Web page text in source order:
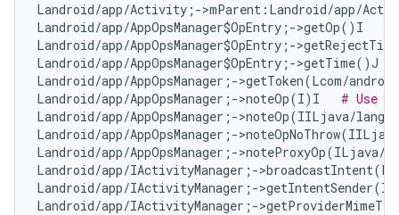
Landroid/app/Activity;->mParent:Landroid/app/
Landroid/app/AppOpsManager$OpEntry;->getOp()I
Landroid/app/AppOpsManager$OpEntry;-
Landroid/app/AppOpsManager$OpEntry;->getTime()J
Landroid/app/AppOpsManager;->getToken(Lcom/
Landroid/app/AppOpsManager;->noteOp(I)I # Use
Landroid/app/AppOpsManager;->noteOp(IILjava/
Landroid/app/AppOpsManager;-
Landroid/app/AppOpsManager;-
Landroid/app/IActivityManager;-
Landroid/app/IActivityManager;-
Landroid/app/IActivityManager;-